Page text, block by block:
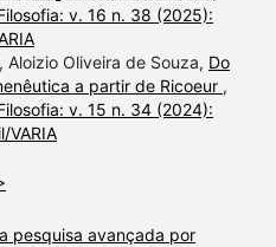
v. 16 n. 38 (2025):
Aloizio Oliveira de Souza, Do
a partir de Ricoeur ,
v. 15 n. 34 (2024):
VARIA
pesquisa avançada por